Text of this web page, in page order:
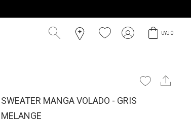
UYU 0
SWEATER MANGA VOLADO - GRIS
MELANGE